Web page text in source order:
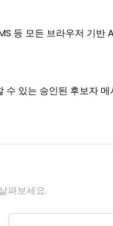
모든 브라우저 기반
있는 승인된 후보자 메
펴보세요.